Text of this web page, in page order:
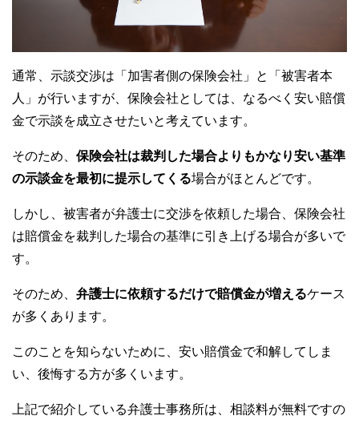
通常、示談交渉は「加害者側の保険会社」と「被害者本
人」が行いますが、保険会社としては、なるべく安い賠償
金で示談を成立させたいと考えています。
そのため、 保険会社は裁判した場合よりもかなり安い基準
の示談金を最初に提示してくる場合がほとんどです。
しかし、被害者が弁護士に交渉を依頼した場合、保険会社
は賠償金を裁判した場合の基準に引き上げる場合が多いで
す。
そのため、 弁護士に依頼するだけで賠償金が増えるケース
が多くあります。
このことを知らないために、安い賠償金で和解してしま
い、後悔する方が多くいます。
上記で紹介している弁護士事務所は、相談料が無料ですの